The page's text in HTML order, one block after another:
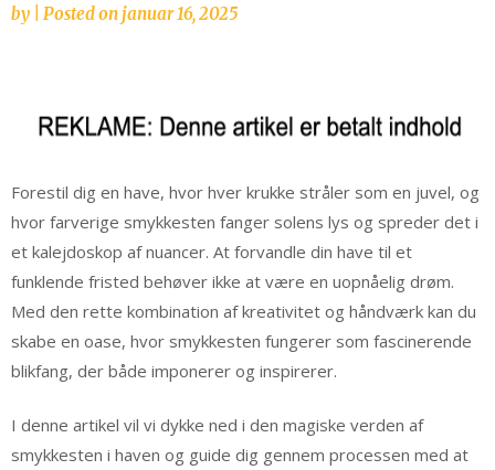
by Posted on januar 16, 2025
Forestil dig en have, hvor hver krukke stråler som en juvel, og
hvor farverige smykkesten fanger solens lys og spreder det i
et kalejdoskop af nuancer. At forvandle din have til et
funklende fristed behøver ikke at være en uopnåelig drøm.
Med den rette kombination af kreativitet og håndværk kan du
skabe en oase, hvor smykkesten fungerer som fascinerende
blikfang, der både imponerer og inspirerer.
I denne artikel vil vi dykke ned i den magiske verden af
smykkesten i haven og guide dig gennem processen med at